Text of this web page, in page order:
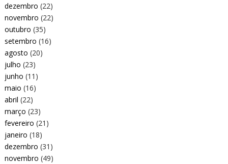
dezembro (22)
novembro (22)
outubro (35)
setembro (16)
agosto (20)
julho (23)
junho (11)
maio (16)
abril (22)
março (23)
fevereiro (21)
janeiro (18)
dezembro (31)
novembro (49)